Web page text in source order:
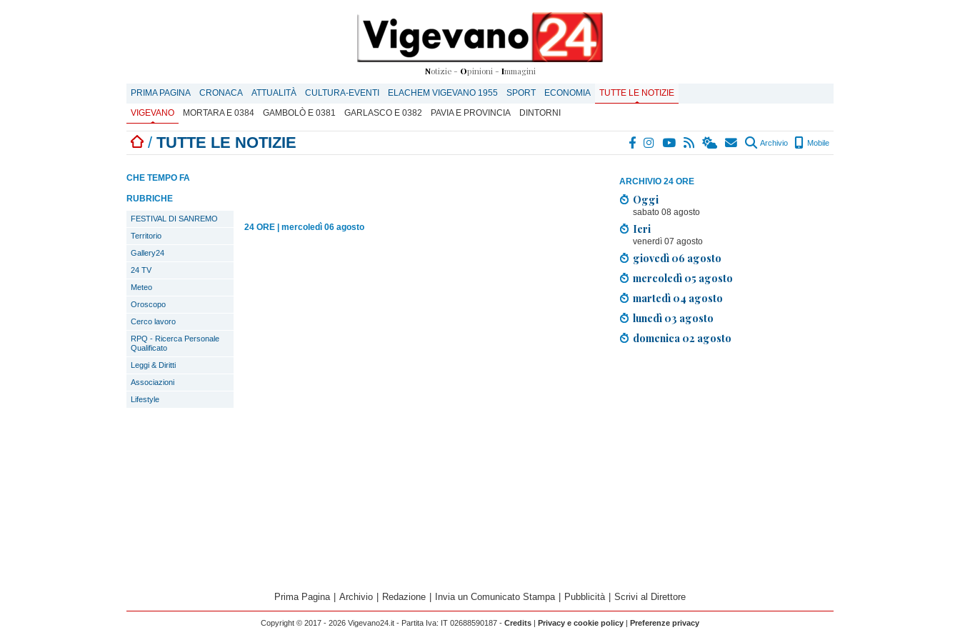
Notizie - Opinioni - Immagini
PRIMA PAGINA CRONACA ATTUALITÀ CULTURA-EVENTI ELACHEM VIGEVANO 1955 SPORT ECONOMIA
TUTTE LE NOTIZIE
VIGEVANO
MORTARA E 0384 GAMBOLÒ E 0381 GARLASCO E 0382 PAVIA E PROVINCIA DINTORNI
/ TUTTE LE NOTIZIE Archivio Mobile
ARCHIVIO 24 ORE
Oggi
sabato 08 agosto
Ieri
venerdì 07 agosto
giovedì 06 agosto
mercoledì 05 agosto
martedì 04 agosto
lunedì 03 agosto
domenica 02 agosto
CHE TEMPO FA
RUBRICHE
FESTIVAL DI SANREMO
Territorio
Gallery24
24 TV
Meteo
Oroscopo
Cerco lavoro
RPQ - Ricerca Personale
Qualificato
Leggi & Diritti
Associazioni
Lifestyle
24 ORE mercoledì 06 agosto
Prima Pagina Archivio Redazione Invia un Comunicato Stampa Pubblicità Scrivi al Direttore
Copyright © 2017 - 2026 Vigevano24.it - Partita Iva: IT 02688590187 - Credits | Privacy e cookie policy | Preferenze privacy